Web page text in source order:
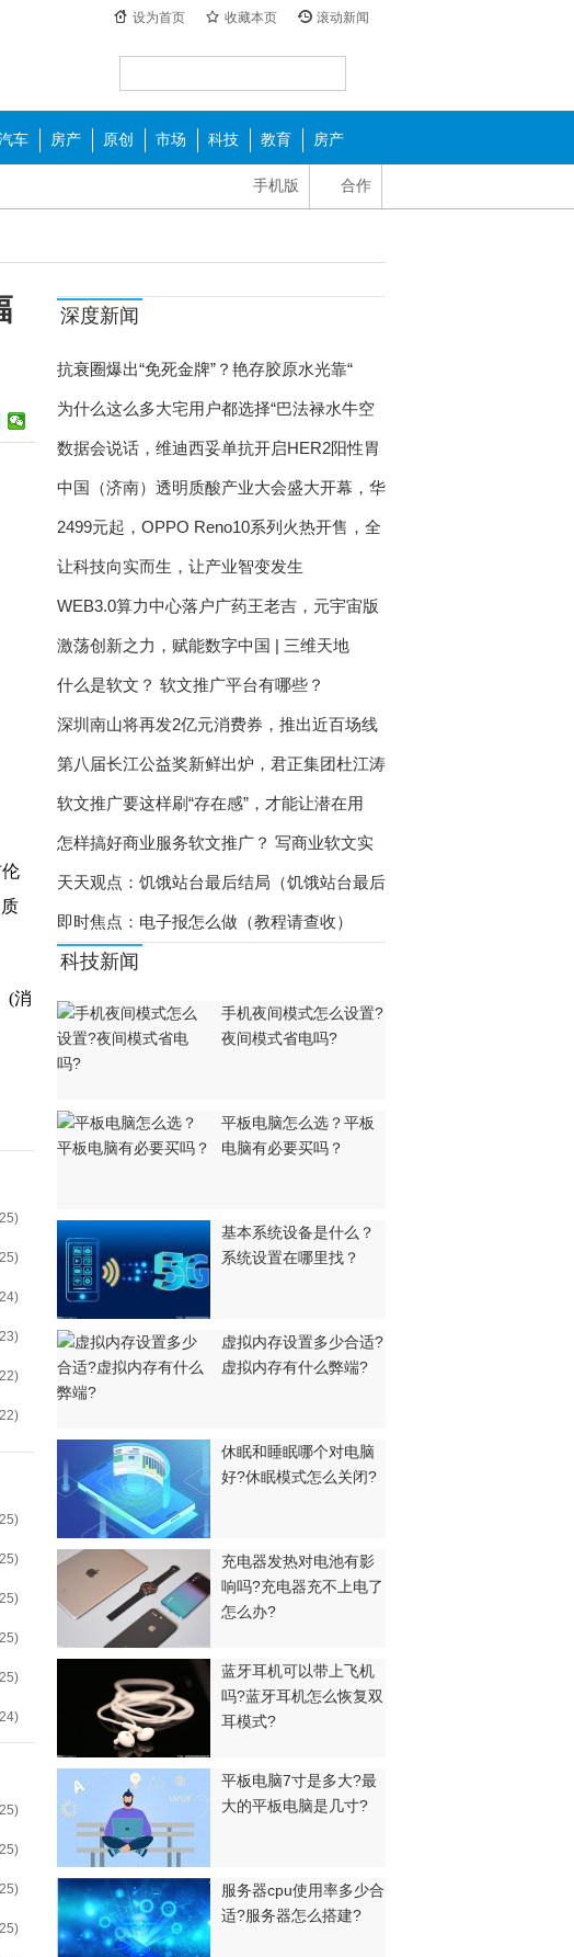
设为首页 收藏本页 滚动新闻
车 房产 原创 市场 科技 教育 房产
合作
手机版
(消
深度新闻
抗衰圈爆出“免死金牌”？艳存胶原水光靠“
为什么这么多大宅用户都选择“巴法禄水牛空
数据会说话，维迪西妥单抗开启HER2阳性胃
癌
中国（济南）透明质酸产业大会盛大开幕，华
2499元起，OPPO Reno10系列火热开售，全
系
让科技向实而生，让产业智变发生
WEB3.0算力中心落户广药王老吉，元宇宙版
图
激荡创新之力，赋能数字中国 | 三维天地
什么是软文？ 软文推广平台有哪些？
深圳南山将再发2亿元消费券，推出近百场线
第八届长江公益奖新鲜出炉，君正集团杜江涛
软文推广要这样刷“存在感”，才能让潜在用
怎样搞好商业服务软文推广？ 写商业软文实
天天观点：饥饿站台最后结局（饥饿站台最后
即时焦点：电子报怎么做（教程请查收）
科技新闻
手机夜间模式怎么设置?
夜间模式省电吗?
平板电脑怎么选？平板
电脑有必要买吗？
基本系统设备是什么？
系统设置在哪里找？
虚拟内存设置多少合适?
虚拟内存有什么弊端?
休眠和睡眠哪个对电脑
好?休眠模式怎么关闭?
充电器发热对电池有影
响吗?充电器充不上电了
怎么办?
蓝牙耳机可以带上飞机
吗?蓝牙耳机怎么恢复双
耳模式?
平板电脑7寸是多大?最
大的平板电脑是几寸?
服务器cpu使用率多少合
适?服务器怎么搭建?